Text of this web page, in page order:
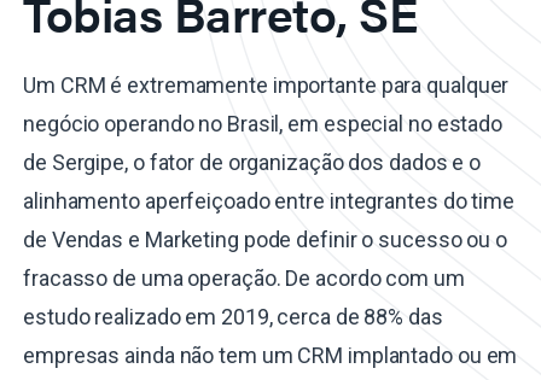
Um CRM é extremamente importante para qualquer
negócio operando no Brasil, em especial no estado
de Sergipe, o fator de organização dos dados e o
alinhamento aperfeiçoado entre integrantes do time
de Vendas e Marketing pode definir o sucesso ou o
fracasso de uma operação. De acordo com um
estudo realizado em 2019, cerca de 88% das
empresas ainda não tem um CRM implantado ou em